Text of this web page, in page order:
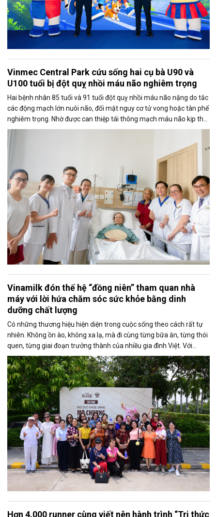
Vinmec Central Park cứu sống hai cụ bà U90 và
U100 tuổi bị đột quỵ nhồi máu não nghiêm trọng
Hai bệnh nhân 85 tuổi và 91 tuổi đột quỵ nhồi máu não nặng do tắc
các động mạch lớn nuôi não, đối mặt nguy cơ tử vong hoặc tàn phế
nghiêm trọng. Nhờ được can thiệp tái thông mạch máu não kịp thời
và hồi sức đa chuyên khoa, cả hai đã vượt qua giai đoạn nguy kịch,
phục hồi và xuất viện.
Vinamilk đón thế hệ “đồng niên” tham quan nhà
máy với lời hứa chăm sóc sức khỏe bằng dinh
dưỡng chất lượng
Có những thương hiệu hiện diện trong cuộc sống theo cách rất tự
nhiên. Không ồn ào, không xa lạ, mà đi cùng từng bữa ăn, từng thói
quen, từng giai đoạn trưởng thành của nhiều gia đình Việt. Với
nhiều người thuộc thế hệ 1976, Vinamilk là một ký ức như vậy.
Hơn 4.000 runner cùng viết nên hành trình “Tri thức